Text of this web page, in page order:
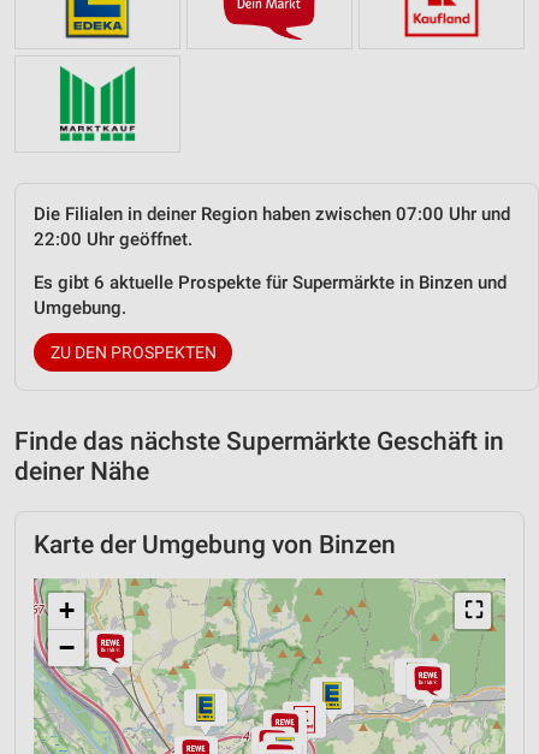
Die Filialen in deiner Region haben zwischen 07:00 Uhr und
22:00 Uhr geöffnet.
Es gibt 6 aktuelle Prospekte für Supermärkte in Binzen und
Umgebung.
ZU DEN PROSPEKTEN
Finde das nächste Supermärkte Geschäft in
deiner Nähe
Karte der Umgebung von Binzen
⛶
+
−